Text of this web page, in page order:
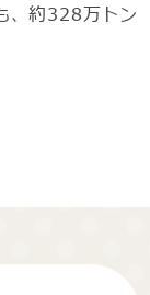
、約328万トン